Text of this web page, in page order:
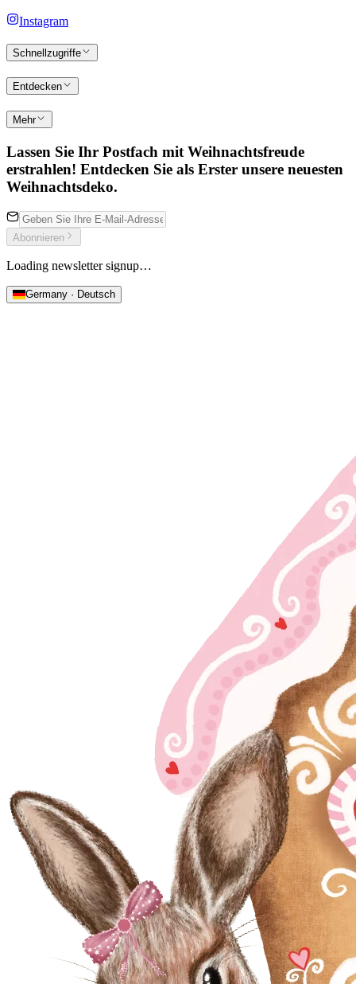
Instagram
Schnellzugriffe
Entdecken
Mehr
Lassen Sie Ihr Postfach mit Weihnachtsfreude
erstrahlen! Entdecken Sie als Erster unsere neuesten
Weihnachtsdeko.
Abonnieren
Loading newsletter signup…
Germany · Deutsch